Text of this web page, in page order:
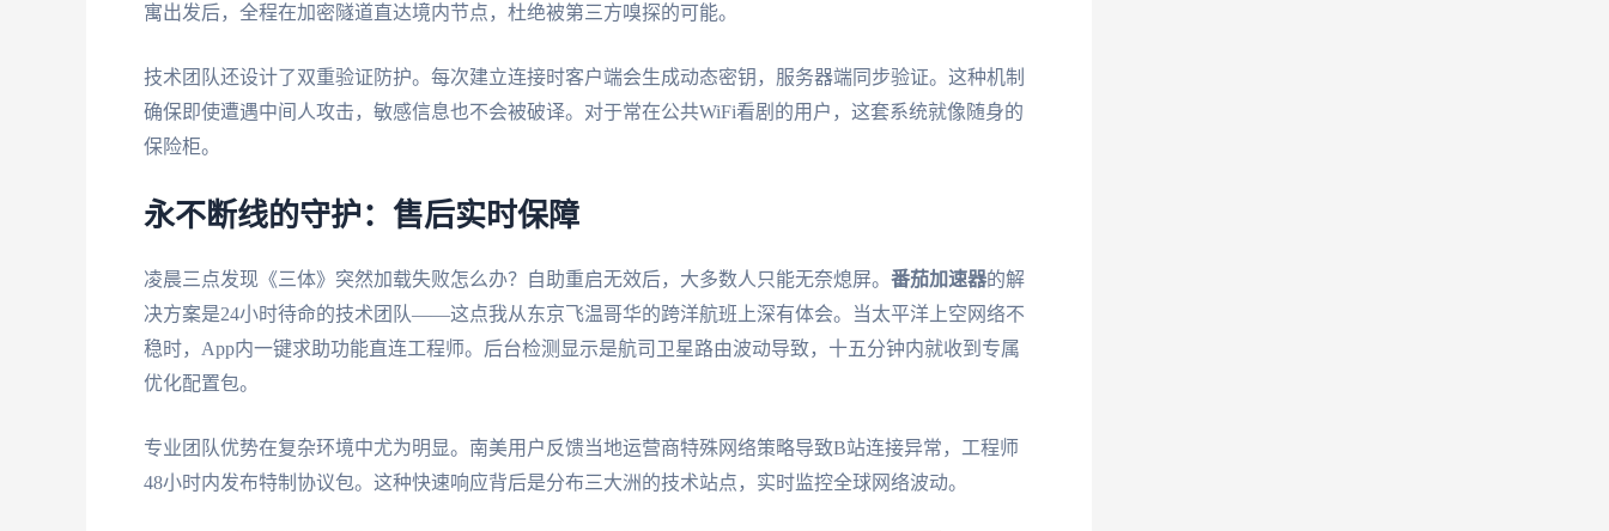
寓出发后，全程在加密隧道直达境内节点，杜绝被第三方嗅探的可能。
技术团队还设计了双重验证防护。每次建立连接时客户端会生成动态密钥，服务器端同步验证。这种机制
确保即使遭遇中间人攻击，敏感信息也不会被破译。对于常在公共WiFi看剧的用户，这套系统就像随身的
保险柜。
永不断线的守护：售后实时保障
凌晨三点发现《三体》突然加载失败怎么办？自助重启无效后，大多数人只能无奈熄屏。 番茄加速器的解
决方案是24小时待命的技术团队——这点我从东京飞温哥华的跨洋航班上深有体会。当太平洋上空网络不
稳时，App内一键求助功能直连工程师。后台检测显示是航司卫星路由波动导致，十五分钟内就收到专属
优化配置包。
专业团队优势在复杂环境中尤为明显。南美用户反馈当地运营商特殊网络策略导致B站连接异常，工程师
48小时内发布特制协议包。这种快速响应背后是分布三大洲的技术站点，实时监控全球网络波动。